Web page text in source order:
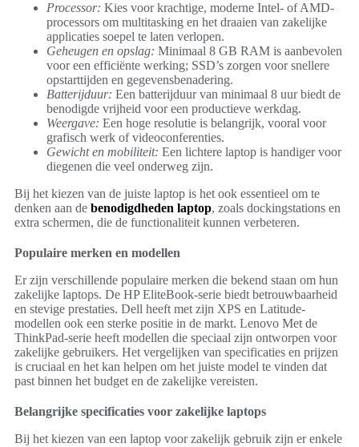
Processor: Kies voor krachtige, moderne Intel- of AMD-
processors om multitasking en het draaien van zakelijke
applicaties soepel te laten verlopen.
Geheugen en opslag: Minimaal 8 GB RAM is aanbevolen
voor een efficiënte werking; SSD’s zorgen voor snellere
opstarttijden en gegevensbenadering.
Batterijduur: Een batterijduur van minimaal 8 uur biedt de
benodigde vrijheid voor een productieve werkdag.
Weergave: Een hoge resolutie is belangrijk, vooral voor
grafisch werk of videoconferenties.
Gewicht en mobiliteit: Een lichtere laptop is handiger voor
diegenen die veel onderweg zijn.
Bij het kiezen van de juiste laptop is het ook essentieel om te
denken aan de benodigdheden laptop, zoals dockingstations en
extra schermen, die de functionaliteit kunnen verbeteren.
Populaire merken en modellen
Er zijn verschillende populaire merken die bekend staan om hun
zakelijke laptops. De HP EliteBook-serie biedt betrouwbaarheid
en stevige prestaties. Dell heeft met zijn XPS en Latitude-
modellen ook een sterke positie in de markt. Lenovo Met de
ThinkPad-serie heeft modellen die speciaal zijn ontworpen voor
zakelijke gebruikers. Het vergelijken van specificaties en prijzen
is cruciaal en het kan helpen om het juiste model te vinden dat
past binnen het budget en de zakelijke vereisten.
Belangrijke specificaties voor zakelijke laptops
Bij het kiezen van een laptop voor zakelijk gebruik zijn er enkele